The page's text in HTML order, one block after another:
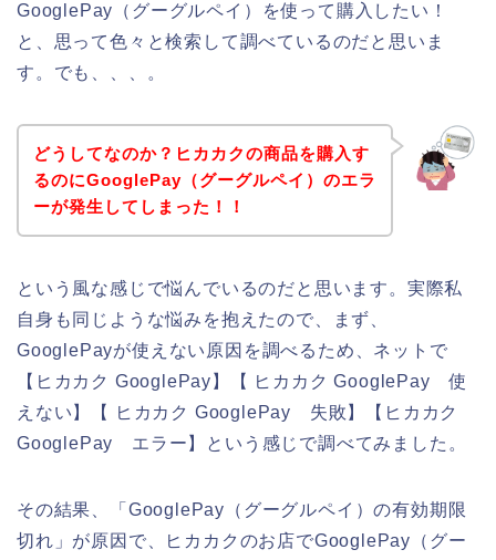
GooglePay（グーグルペイ）を使って購入したい！
と、思って色々と検索して調べているのだと思いま
す。でも、、、。
どうしてなのか？ヒカカクの商品を購入す
るのにGooglePay（グーグルペイ）のエラ
ーが発生してしまった！！
という風な感じで悩んでいるのだと思います。実際私
自身も同じような悩みを抱えたので、まず、
GooglePayが使えない原因を調べるため、ネットで
【ヒカカク GooglePay】【 ヒカカク GooglePay 使
えない】【 ヒカカク GooglePay 失敗】【ヒカカク
GooglePay エラー】という感じで調べてみました。
その結果、「GooglePay（グーグルペイ）の有効期限
切れ」が原因で、ヒカカクのお店でGooglePay（グー